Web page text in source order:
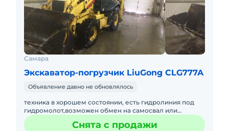
Самара
Экскаватор-погрузчик LiuGong CLG777A
Объявление давно не обновлялось
техника в хорошем состоянии, есть гидролиния под
гидромолот,возможен обмен на самосвал или
полноповоротный экскаватор,рассмотрю варианты!
возможна доплата в любуСнята с продажи